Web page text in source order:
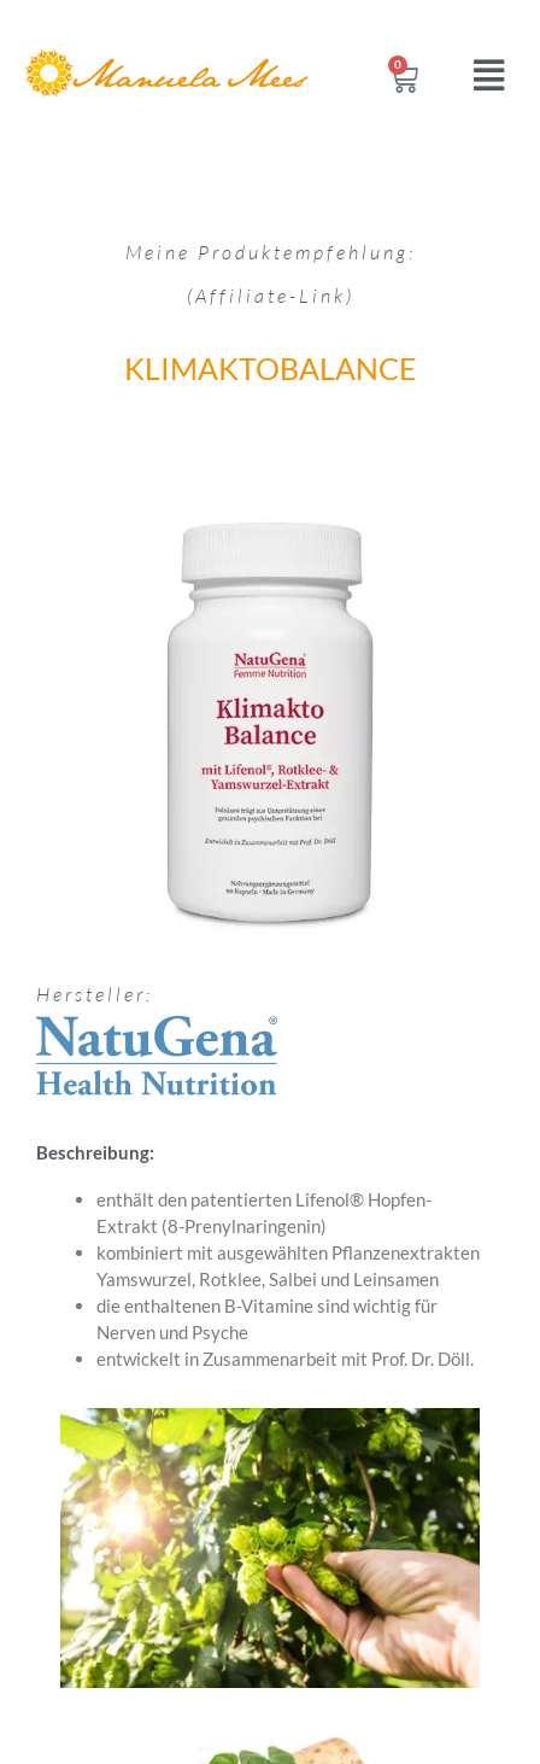
0
Meine Produktempfehlung:
(Affiliate-Link)
KLIMAKTOBALANCE
Hersteller:
Beschreibung:
enthält den patentierten Lifenol® Hopfen-
Extrakt (8-Prenylnaringenin)
kombiniert mit ausgewählten Pflanzenextrakten
Yamswurzel, Rotklee, Salbei und Leinsamen
die enthaltenen B-Vitamine sind wichtig für
Nerven und Psyche
entwickelt in Zusammenarbeit mit Prof. Dr. Döll.